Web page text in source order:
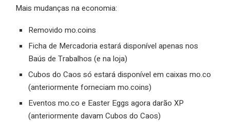
Mais mudanças na economia:
Removido mo.coins
Ficha de Mercadoria estará disponível apenas nos
Baús de Trabalhos (e na loja)
Cubos do Caos só estará disponível em caixas mo.co
(anteriormente forneciam mo.coins)
Eventos mo.co e Easter Eggs agora darão XP
(anteriormente davam Cubos do Caos)